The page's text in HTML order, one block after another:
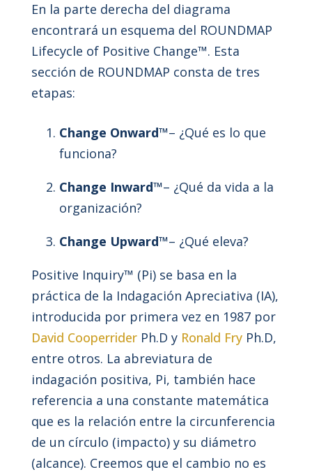
En la parte derecha del diagrama
encontrará un esquema del ROUNDMAP
Lifecycle of Positive Change™. Esta
sección de ROUNDMAP consta de tres
etapas:
Change Onward™– ¿Qué es lo que
funciona?
Change Inward™– ¿Qué da vida a la
organización?
Change Upward™– ¿Qué eleva?
Positive Inquiry™ (Pi) se basa en la
práctica de la Indagación Apreciativa (IA),
introducida por primera vez en 1987 por
David Cooperrider Ph.D y Ronald Fry Ph.D,
entre otros. La abreviatura de
indagación positiva, Pi, también hace
referencia a una constante matemática
que es la relación entre la circunferencia
de un círculo (impacto) y su diámetro
(alcance). Creemos que el cambio no es